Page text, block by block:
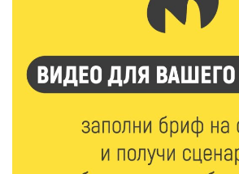
покупке — советы Роскачества
8 Авг 2026 10:21 299
Виталий Королев рассказал о
для жителей Верхневолжья
«Эстафету чемпионов» провели на